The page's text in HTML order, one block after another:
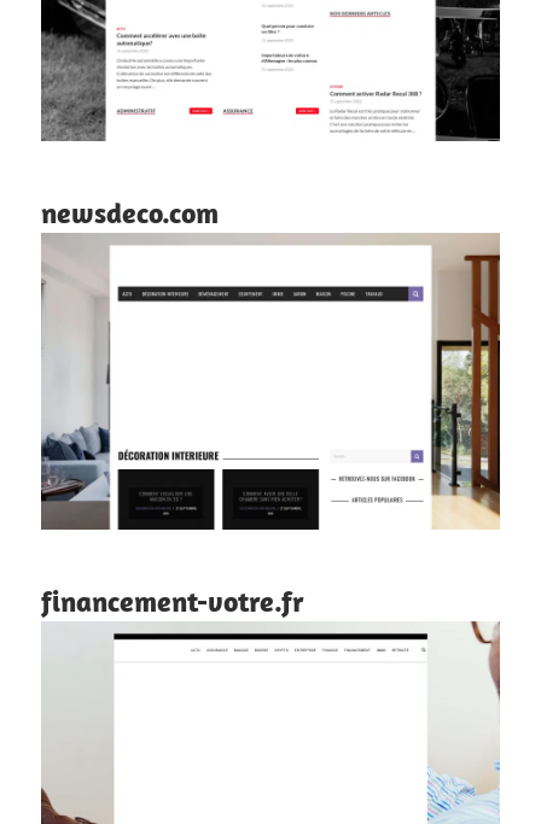
newsdeco.com
financement-votre.fr